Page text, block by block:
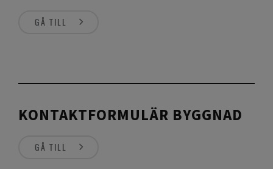
GÅ TILL
KONTAKTFORMULÄR BYGGNAD
GÅ TILL